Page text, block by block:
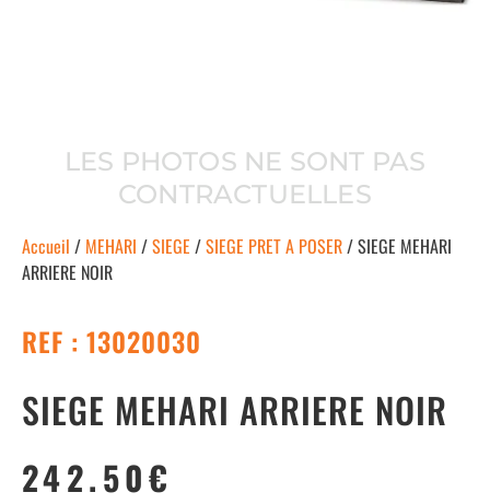
LES PHOTOS NE SONT PAS
CONTRACTUELLES
Accueil / MEHARI /SIEGE /SIEGE PRET A POSER/ SIEGE MEHARI
ARRIERE NOIR
REF : 13020030
SIEGE MEHARI ARRIERE NOIR
242.50€